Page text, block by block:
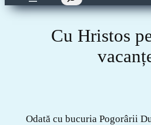
Cu Hristos
Odată cu bucuria Pogorârii